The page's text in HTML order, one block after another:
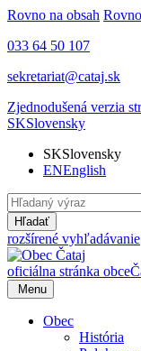
Rovno na obsah
033 64 50 107
sekretariat@cataj.sk
Zjednodušená verzia
SKSlovensky
SKSlovensky
ENEnglish
Hľadať
rozšírené vyhľadávanie
oficiálna stránka obce
Menu
Obec
História